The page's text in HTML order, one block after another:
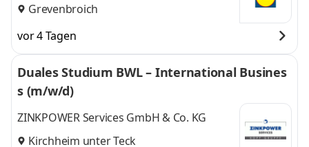
Grevenbroich
vor 4 Tagen
Duales Studium BWL – International Busines
s (m/w/d)
ZINKPOWER Services GmbH & Co. KG
Kirchheim unter Teck